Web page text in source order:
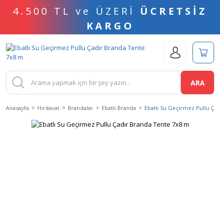
4.500 TL ve ÜZERİ ÜCRETSİZ
KARGO
ARA
Anasayfa Hırdavat Brandalar Ebatlı Branda Ebatlı Su Geçirmez Pullu